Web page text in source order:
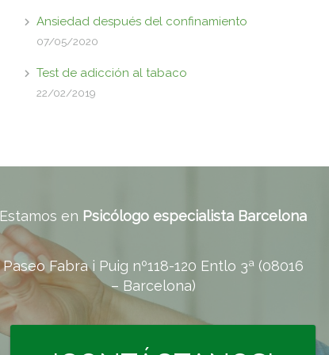
Ansiedad después del confinamiento
07/05/2020
Test de adicción al tabaco
22/02/2019
Estamos en Psicólogo especialista Barcelona
Paseo Fabra i Puig nº118-120 Entlo 3ª (08016
– Barcelona)